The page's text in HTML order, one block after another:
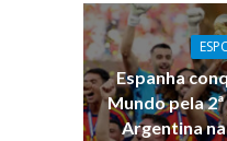
Espanha
Mundo pela
Argentina